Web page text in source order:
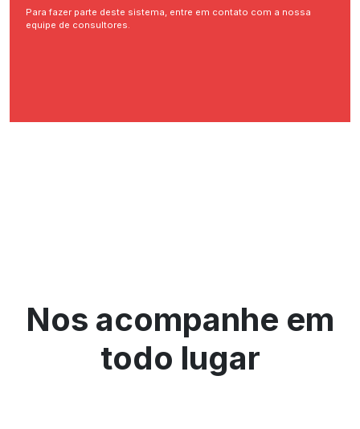
Para fazer parte deste sistema, entre em contato com a nossa
equipe de consultores.
Nos acompanhe em
todo lugar